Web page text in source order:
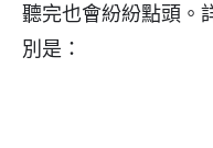
聽完也會紛紛點頭。
別是：